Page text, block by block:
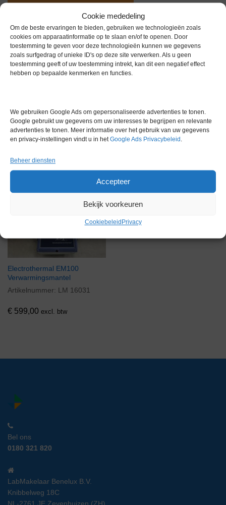
Cookie mededeling
Om de beste ervaringen te bieden, gebruiken we technologieën zoals
cookies om apparaatinformatie op te slaan en/of te openen. Door
toestemming te geven voor deze technologieën kunnen we gegevens
zoals surfgedrag of unieke ID's op deze site verwerken. Als u geen
toestemming geeft of uw toestemming intrekt, kan dit een negatief effect
hebben op bepaalde kenmerken en functies.
We gebruiken Google Ads om gepersonaliseerde advertenties te tonen.
Google gebruikt uw gegevens om uw interesses te begrijpen en relevante
advertenties te tonen. Meer informatie over het gebruik van uw gegevens
en privacy-instellingen vindt u in hetGoogle Ads Privacybeleid .
Beheer diensten
Accepteer
Bekijk voorkeuren
Cookiebeleid Privacy
Gewicht 0,0 kg
Garantie 1 maand
Conditie Zo goed als nieuw
Electrothermal EM100
Verwarmingsmantel
Artikelnummer: LM 16031
€ 599,00 excl. btw
Bel ons
0180 321 820
LabMakelaar Benelux B.V.
Knibbelweg 18C